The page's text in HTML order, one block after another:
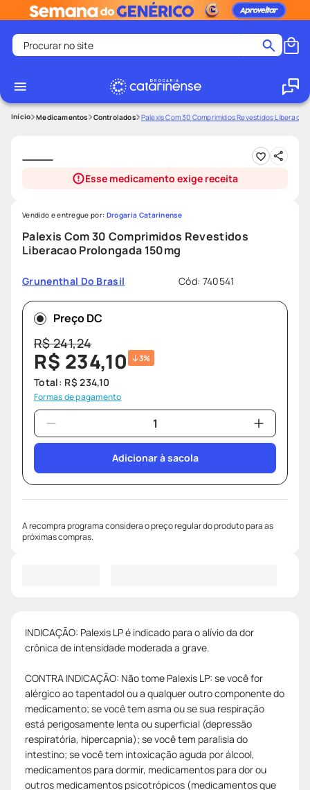
Procurar no site
1
2º
medley
4º
tadalafila
8 º
desodorante
Medicamentos Controlados Palexis Com 30 Comprimidos Revestidos
Esse medicamento exige receita
Palexis Com 30 Comprimidos Revestidos
Liberacao Prolongada 150mg
Grunenthal Do Brasil Cód: 740541
Vendido e entregue por: Drogaria Catarinense
Preço DC
R$241,24
R$ 234,10 3%
Total: R$ 234,10
Formas de pagamento
Adicionar à sacola
A recompra programa considera o preço regular do produto para as
próximas compras.
INDICAÇÃO: Palexis LP é indicado para o alívio da dor
crônica de intensidade moderada a grave.
CONTRA INDICAÇÃO: Não tome Palexis LP: se você for
alérgico ao tapentadol ou a qualquer outro componente do
medicamento; se você tem asma ou se sua respiração
está perigosamente lenta ou superficial (depressão
respiratória, hipercapnia); se você tem paralisia do
intestino; se você tem intoxicação aguda por álcool,
medicamentos para dormir, medicamentos para dor ou
outros medicamentos psicotrópicos (medicamentos que